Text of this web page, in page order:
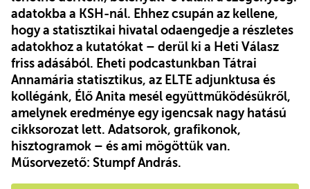
adatokba a KSH-nál. Ehhez csupán az kellene,
hogy a statisztikai hivatal odaengedje a részletes
adatokhoz a kutatókat – derül ki a Heti Válasz
friss adásából. Eheti podcastunkban Tátrai
Annamária statisztikus, az ELTE adjunktusa és
kollégánk, Élő Anita mesél együttműködésükről,
amelynek eredménye egy igencsak nagy hatású
cikksorozat lett. Adatsorok, grafikonok,
hisztogramok – és ami mögöttük van.
Műsorvezető: Stumpf András.